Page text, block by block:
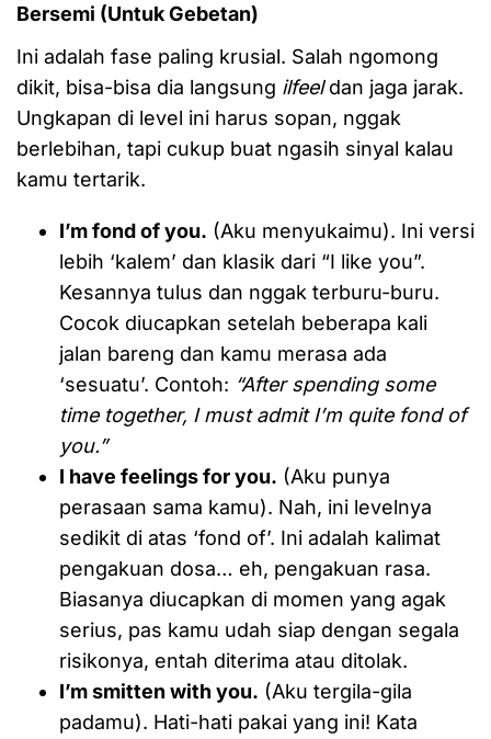
Bersemi (Untuk Gebetan)
Ini adalah fase paling krusial. Salah ngomong
dikit, bisa-bisa dia langsung ilfeeldan jaga jarak.
Ungkapan di level ini harus sopan, nggak
berlebihan, tapi cukup buat ngasih sinyal kalau
kamu tertarik.
I’m fond of you. (Aku menyukaimu). Ini versi
lebih ‘kalem’ dan klasik dari “I like you”.
Kesannya tulus dan nggak terburu-buru.
Cocok diucapkan setelah beberapa kali
jalan bareng dan kamu merasa ada
‘sesuatu’. Contoh: “After spending some
time together, I must admit I’m quite fond of
you.”
I have feelings for you. (Aku punya
perasaan sama kamu). Nah, ini levelnya
sedikit di atas ‘fond of’. Ini adalah kalimat
pengakuan dosa… eh, pengakuan rasa.
Biasanya diucapkan di momen yang agak
serius, pas kamu udah siap dengan segala
risikonya, entah diterima atau ditolak.
I’m smitten with you. (Aku tergila-gila
padamu). Hati-hati pakai yang ini! Kata